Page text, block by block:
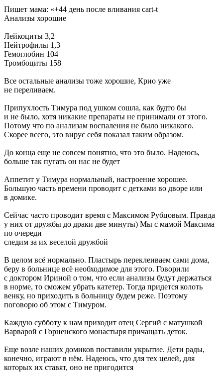
Пишет мама: «+44 день после вливания cart-t
Анализы хорошие
Лейкоциты 3,2
Нейтрофилы 1,3
Гемоглобин 104
Тромбоциты 158
Все остальные анализы тоже хорошие, Крио уже
не переливаем.
Припухлость Тимура под ушком сошла, как будто бы
и не было, хотя никакие препараты не принимали от этого.
Потому что по анализам воспаления не было никакого.
Скорее всего, это вирус себя показал таким образом.
До конца еще не совсем понятно, что это было. Надеюсь,
больше так пугать он нас не будет
Аппетит у Тимура нормальный, настроение хорошее.
Большую часть времени проводит с детками во дворе или
в домике.
Сейчас часто проводит время с Максимом Рубцовым. Правда
у них от дружбы до драки две минуты) Мы с мамой Максима
по очереди
следим за их веселой дружбой
В целом всё нормально. Пластырь переклеиваем сами дома,
беру в больнице всё необходимое для этого. Говорили
с доктором Ириной о том, что если анализы будут держаться
в норме, то сможем убрать катетер. Тогда придется колоть
венку, но приходить в больницу будем реже. Поэтому
поговорю об этом с Тимуром.
Каждую субботу к нам приходит отец Сергий с матушкой
Варварой с Горненского монастыря причащать деток.
Еще возле наших домиков поставили укрытие. Дети рады,
конечно, играют в нём. Надеюсь, что для тех целей, для
которых их ставят, оно не пригодится